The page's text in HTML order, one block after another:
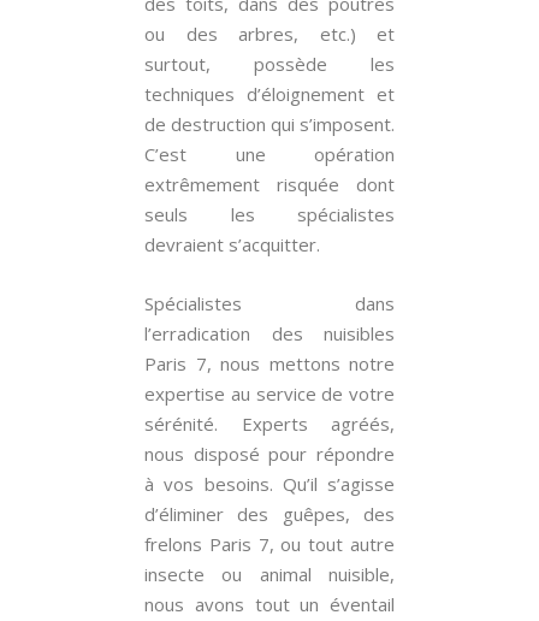
ou des arbres, etc.) et
surtout, possède les
techniques d’éloignement et
de destruction qui s’imposent.
C’est une opération
extrêmement risquée dont
seuls les spécialistes
devraient s’acquitter.
Spécialistes dans
l’erradication des nuisibles
Paris 7, nous mettons notre
expertise au service de votre
sérénité. Experts agréés,
nous disposé pour répondre
à vos besoins. Qu’il s’agisse
d’éliminer des guêpes, des
frelons Paris 7, ou tout autre
insecte ou animal nuisible,
nous avons tout un éventail